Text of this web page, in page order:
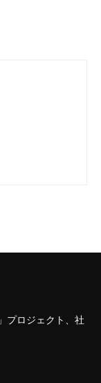
プロジェクト、社